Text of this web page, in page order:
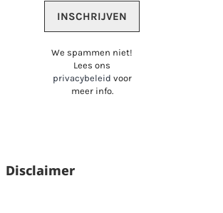
We spammen niet!
Lees ons
privacybeleid voor
meer info.
Disclaimer